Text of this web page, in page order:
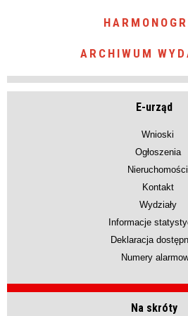
—
Miejsce
Organizator
ARCHIWUM
E-urząd
Wnioski
Ogłoszenia
Nieruchomości
Kontakt
Wydziały
Informacje
Deklaracja
Numery
Na skróty